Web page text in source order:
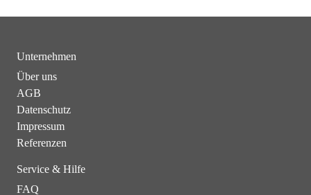
Unternehmen
Über uns
AGB
Datenschutz
Impressum
Referenzen
Service & Hilfe
FAQ